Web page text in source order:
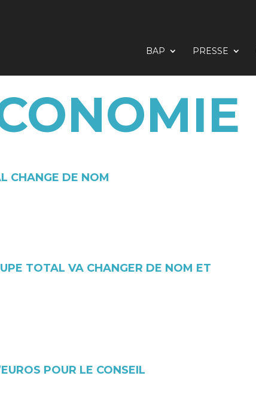
BAP PRESSE
CHANGE DE NOM
TOTAL VA CHANGER DE NOM ET
POUR LE CONSEIL